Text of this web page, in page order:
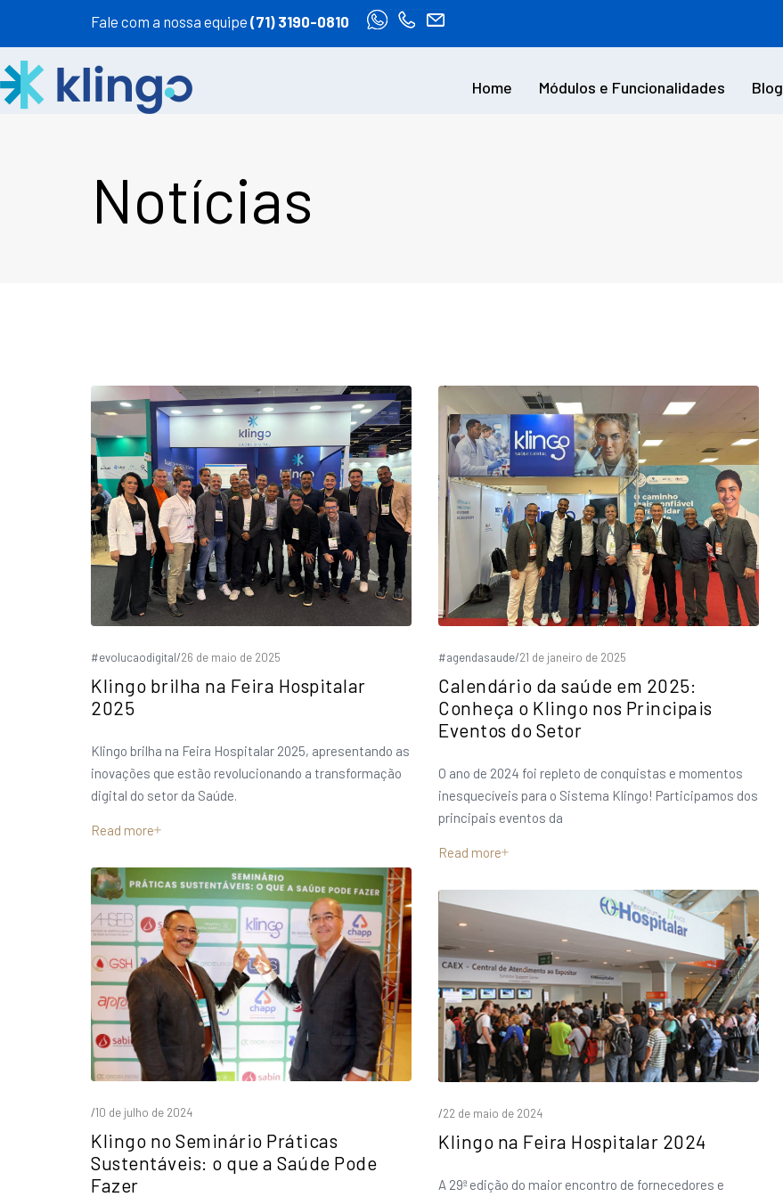
Fale com a nossa equipe (71) 3190-0810
Home Módulos e Funcionalidades Blog
Notícias
#evolucaodigital/26 de maio de 2025
Klingo brilha na Feira Hospitalar
2025
Klingo brilha na Feira Hospitalar 2025, apresentando as
inovações que estão revolucionando a transformação
digital do setor da Saúde.
Read more
#agendasaude/21 de janeiro de 2025
Calendário da saúde em 2025:
Conheça o Klingo nos Principais
Eventos do Setor
O ano de 2024 foi repleto de conquistas e momentos
inesquecíveis para o Sistema Klingo! Participamos dos
principais eventos da
Read more
/10 de julho de 2024
Klingo no Seminário Práticas
Sustentáveis: o que a Saúde Pode
Fazer
/22 de maio de 2024
Klingo na Feira Hospitalar 2024
A 29ª edição do maior encontro de fornecedores e